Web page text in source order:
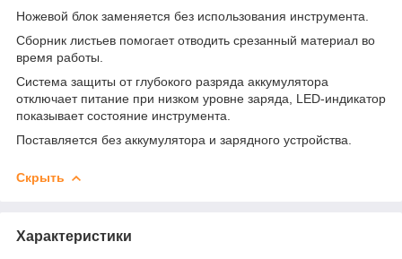
Ножевой блок заменяется без использования инструмента.
Сборник листьев помогает отводить срезанный материал во
время работы.
Система защиты от глубокого разряда аккумулятора
отключает питание при низком уровне заряда, LED-индикатор
показывает состояние инструмента.
Поставляется без аккумулятора и зарядного устройства.
Скрыть
Характеристики